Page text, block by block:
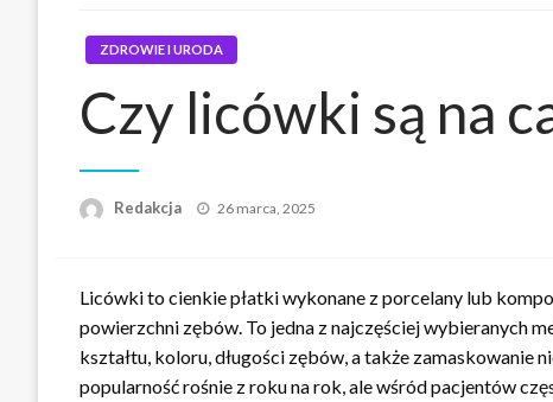
ZDROWIE I URODA
Czy licówki są na
Redakcja Napisano
26 marca, 2025
Licówki to cienkie płatki wykonane z porcelany lub
powierzchni zębów. To jedna z najczęściej wybieranych
kształtu, koloru, długości zębów, a także zamaskowanie
popularność rośnie z roku na rok, ale wśród pacjentów